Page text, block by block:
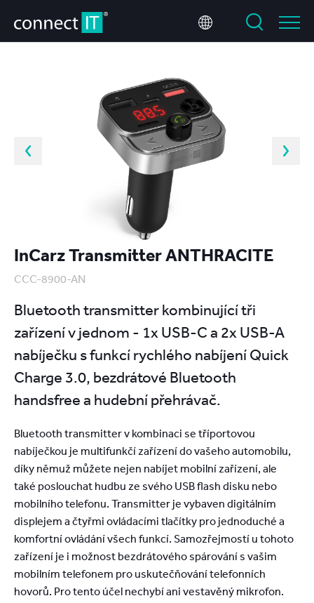
InCarz Transmitter ANTHRACITE
CCC-8900-AN
Bluetooth transmitter kombinující tři
zařízení v jednom - 1x USB-C a 2x USB-A
nabíječku s funkcí rychlého nabíjení Quick
Charge 3.0, bezdrátové Bluetooth
handsfree a hudební přehrávač.
Bluetooth transmitter v kombinaci se tříportovou
nabíječkou je multifunkčí zařízení do vašeho automobilu,
díky němuž můžete nejen nabíjet mobilní zařízení, ale
také poslouchat hudbu ze svého USB flash disku nebo
mobilního telefonu. Transmitter je vybaven digitálním
displejem a čtyřmi ovládacími tlačítky pro jednoduché a
komfortní ovládání všech funkcí. Samozřejmostí u tohoto
zařízení je i možnost bezdrátového spárování s vašim
mobilním telefonem pro uskutečňování telefonních
hovorů. Pro tento účel nechybí ani vestavěný mikrofon.